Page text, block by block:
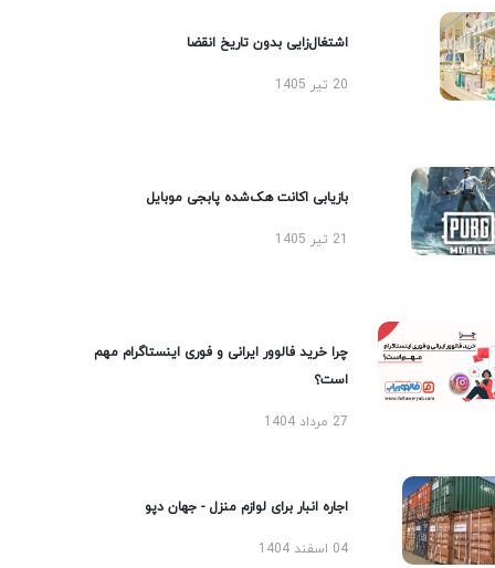
اشتغال‌زایی بدون تاریخ انقضا
20 تیر 1405
بازیابی اکانت هک‌شده پابجی موبایل
چرا خرید فالوور ایرانی و فوری اینستاگرام مهم
است؟
27 مرداد 1404
اجاره انبار برای لوازم منزل - جهان دپو
04 اسفند 1404